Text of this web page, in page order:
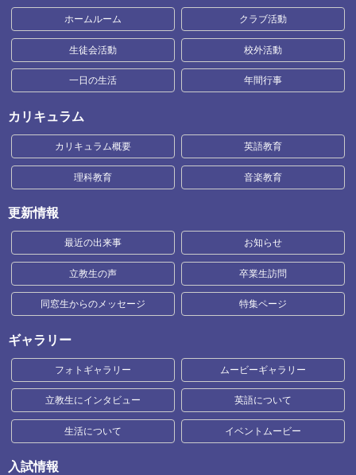
ホームルーム クラブ活動
生徒会活動 校外活動
一日の生活 年間行事
カリキュラム
カリキュラム概要 英語教育
理科教育 音楽教育
更新情報
最近の出来事 お知らせ
立教生の声 卒業生訪問
同窓生からのメッセージ 特集ページ
ギャラリー
フォトギャラリー ムービーギャラリー
立教生にインタビュー 英語について
生活について イベントムービー
入試情報